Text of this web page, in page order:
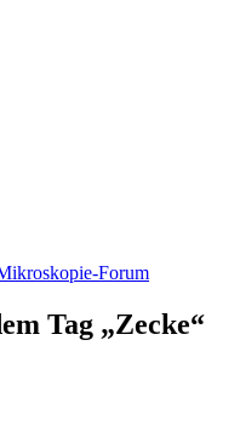
Forum
Tag „Zecke“